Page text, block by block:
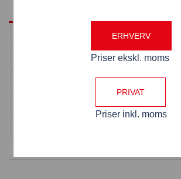
367,00
339,00
ERHVERV
Priser ekskl. moms
PRIVAT
Priser inkl. moms